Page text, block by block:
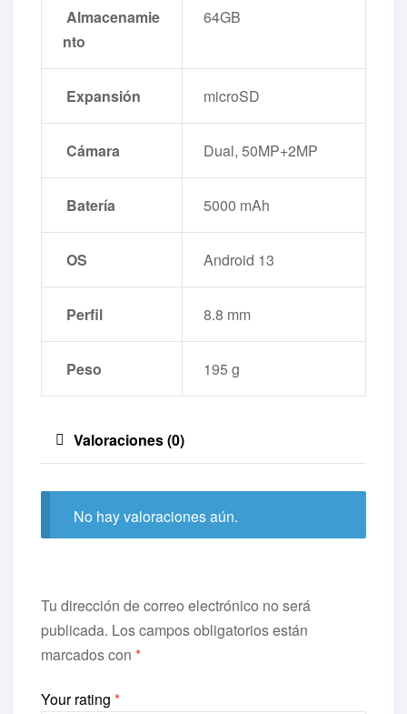
Almacenamie
nto
64GB
Expansión microSD
Cámara Dual, 50MP+2MP
Batería 5000 mAh
OS Android 13
Perfil 8.8 mm
Peso 195 g
Valoraciones (0)
No hay valoraciones aún.
Tu dirección de correo electrónico no será
publicada. Los campos obligatorios están
marcados con *
Your rating *